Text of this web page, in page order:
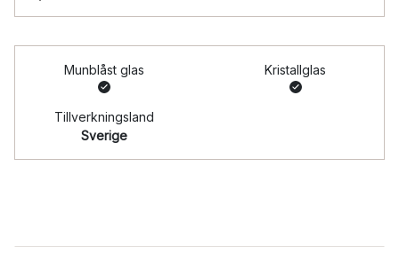
Munblåst glas Kristallglas
Tillverkningsland
Sverige